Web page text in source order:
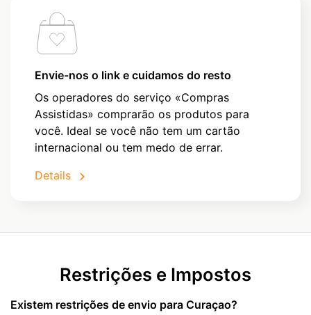
Envie-nos o link e cuidamos do resto
Os operadores do serviço «Compras
Assistidas» comprarão os produtos para
você. Ideal se você não tem um cartão
internacional ou tem medo de errar.
Details
Restrições e Impostos
Existem restrições de envio para Curaçao?